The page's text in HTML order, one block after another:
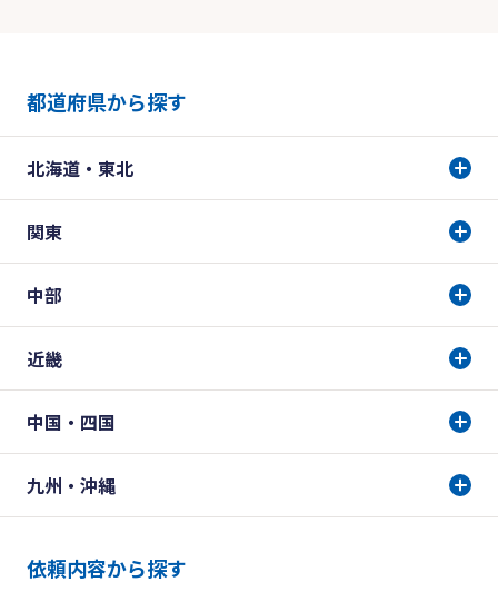
都道府県から探す
北海道・東北
関東
中部
近畿
中国・四国
九州・沖縄
依頼内容から探す